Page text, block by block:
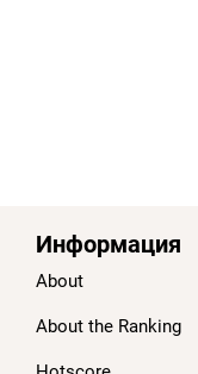
Информация
About
About the Ranking